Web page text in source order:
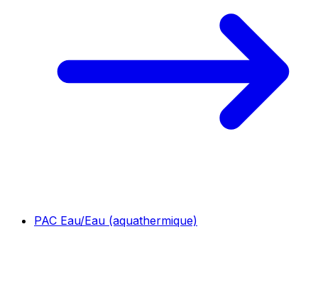
PAC Eau/Eau (aquathermique)